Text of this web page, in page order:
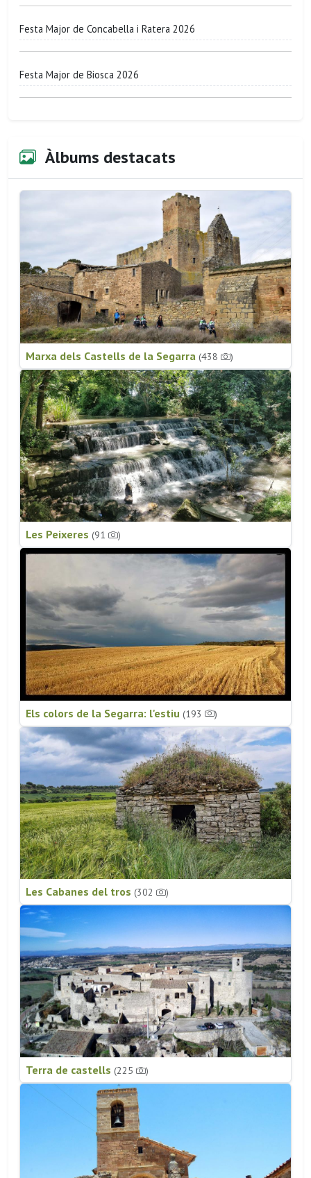
Festa Major de Concabella i Ratera 2026
Festa Major de Biosca 2026
Àlbums destacats
Marxa dels Castells de la Segarra (438 )
Les Peixeres (91 )
Els colors de la Segarra: l'estiu (193 )
Les Cabanes del tros (302 )
Terra de castells (225 )